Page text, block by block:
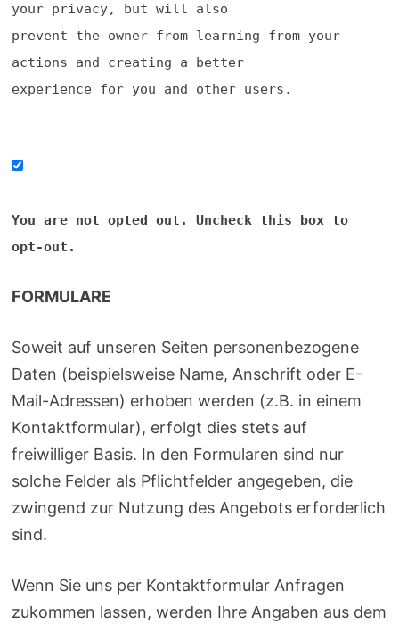
your privacy, but will also
prevent the owner from learning from your
actions and creating a better
experience for you and other users.
You are not opted out. Uncheck this box to
opt-out.
FORMULARE
Soweit auf unseren Seiten personenbezogene
Daten (beispielsweise Name, Anschrift oder E-
Mail-Adressen) erhoben werden (z.B. in einem
Kontakt­formular), erfolgt dies stets auf
freiwilliger Basis. In den Formularen sind nur
solche Felder als Pflichtfelder angegeben, die
zwingend zur Nutzung des Angebots erforderlich
sind.
Wenn Sie uns per Kontaktformular Anfragen
zukommen lassen, werden Ihre Angaben aus dem